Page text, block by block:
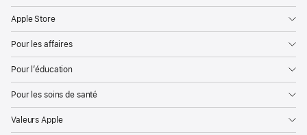
Apple Store
Pour les affaires
Pour l’éducation
Pour les soins de santé
Valeurs Apple